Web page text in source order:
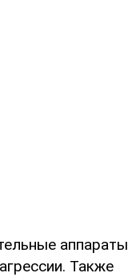
аппараты
Также